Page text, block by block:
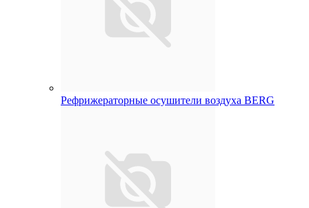
Рефрижераторные осушители воздуха BERG